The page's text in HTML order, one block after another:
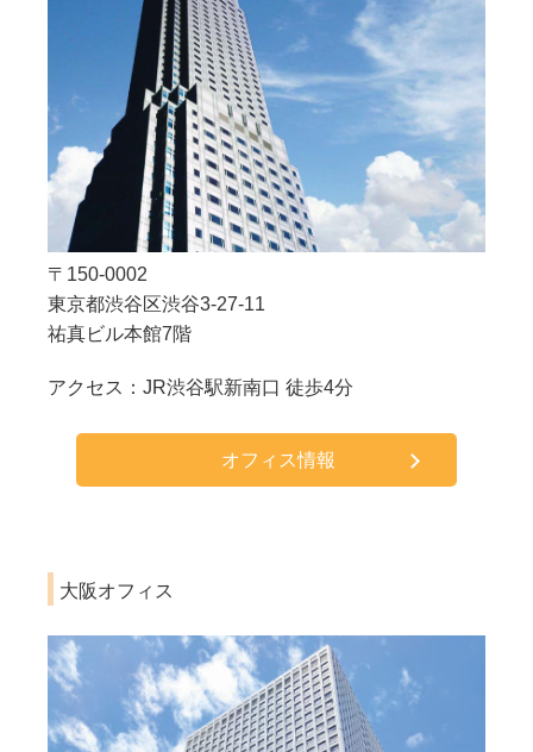
〒150-0002
東京都渋谷区渋谷3-27-11
祐真ビル本館7階
アクセス：JR渋谷駅新南口 徒歩4分
オフィス情報
大阪オフィス